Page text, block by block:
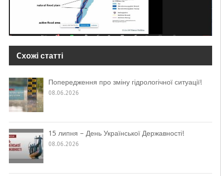
Cхожі статті
Попередження про зміну гідрологічної ситуації!
08.06.2026
15 липня – День Української Державності!
08.06.2026